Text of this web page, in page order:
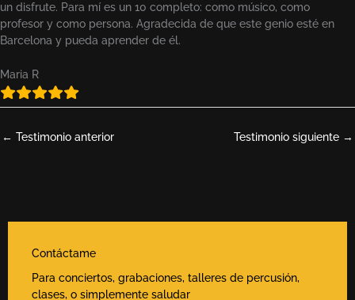
un disfrute. Para mí es un 10 completo: como músico, como
profesor y como persona. Agradecida de que este genio esté en
Barcelona y pueda aprender de él.
Maria R
← Testimonio anterior Testimonio siguiente →
Contáctame
Para conciertos, grabaciones, talleres de percusión,
clases, o simplemente saludar